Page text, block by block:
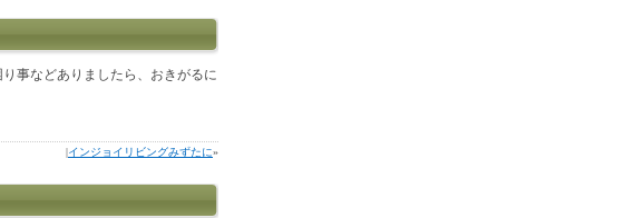
事などありましたら、おきがるに
|インジョイリビングみずたに»